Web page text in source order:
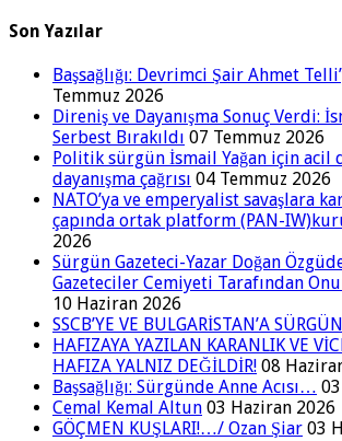
Son Yazılar
Başsağlığı: Devrimci Şair Ahmet
Temmuz 2026
Direniş ve Dayanışma Sonuç Verdi:
Serbest Bırakıldı 07 Temmuz 2026
Politik sürgün İsmail Yağan için acil
dayanışma çağrısı 04 Temmuz 2026
NATO’ya ve emperyalist savaşlara
çapında ortak platform (PAN-
2026
Sürgün Gazeteci-Yazar Doğan
Gazeteciler Cemiyeti Tarafından
10 Haziran 2026
SSCB’YE VE BULGARİSTAN’A SÜRGÜN
HAFIZAYA YAZILAN KARANLIK VE
HAFIZA YALNIZ DEĞİLDİR! 08
Başsağlığı: Sürgünde Anne Acısı…
Cemal Kemal Altun 03 Haziran 2026
GÖÇMEN KUŞLARI!…/ Ozan Şiar 03